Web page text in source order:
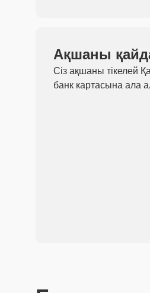
Ақшаны
Сіз ақшаны тікелей
банк картасына ала